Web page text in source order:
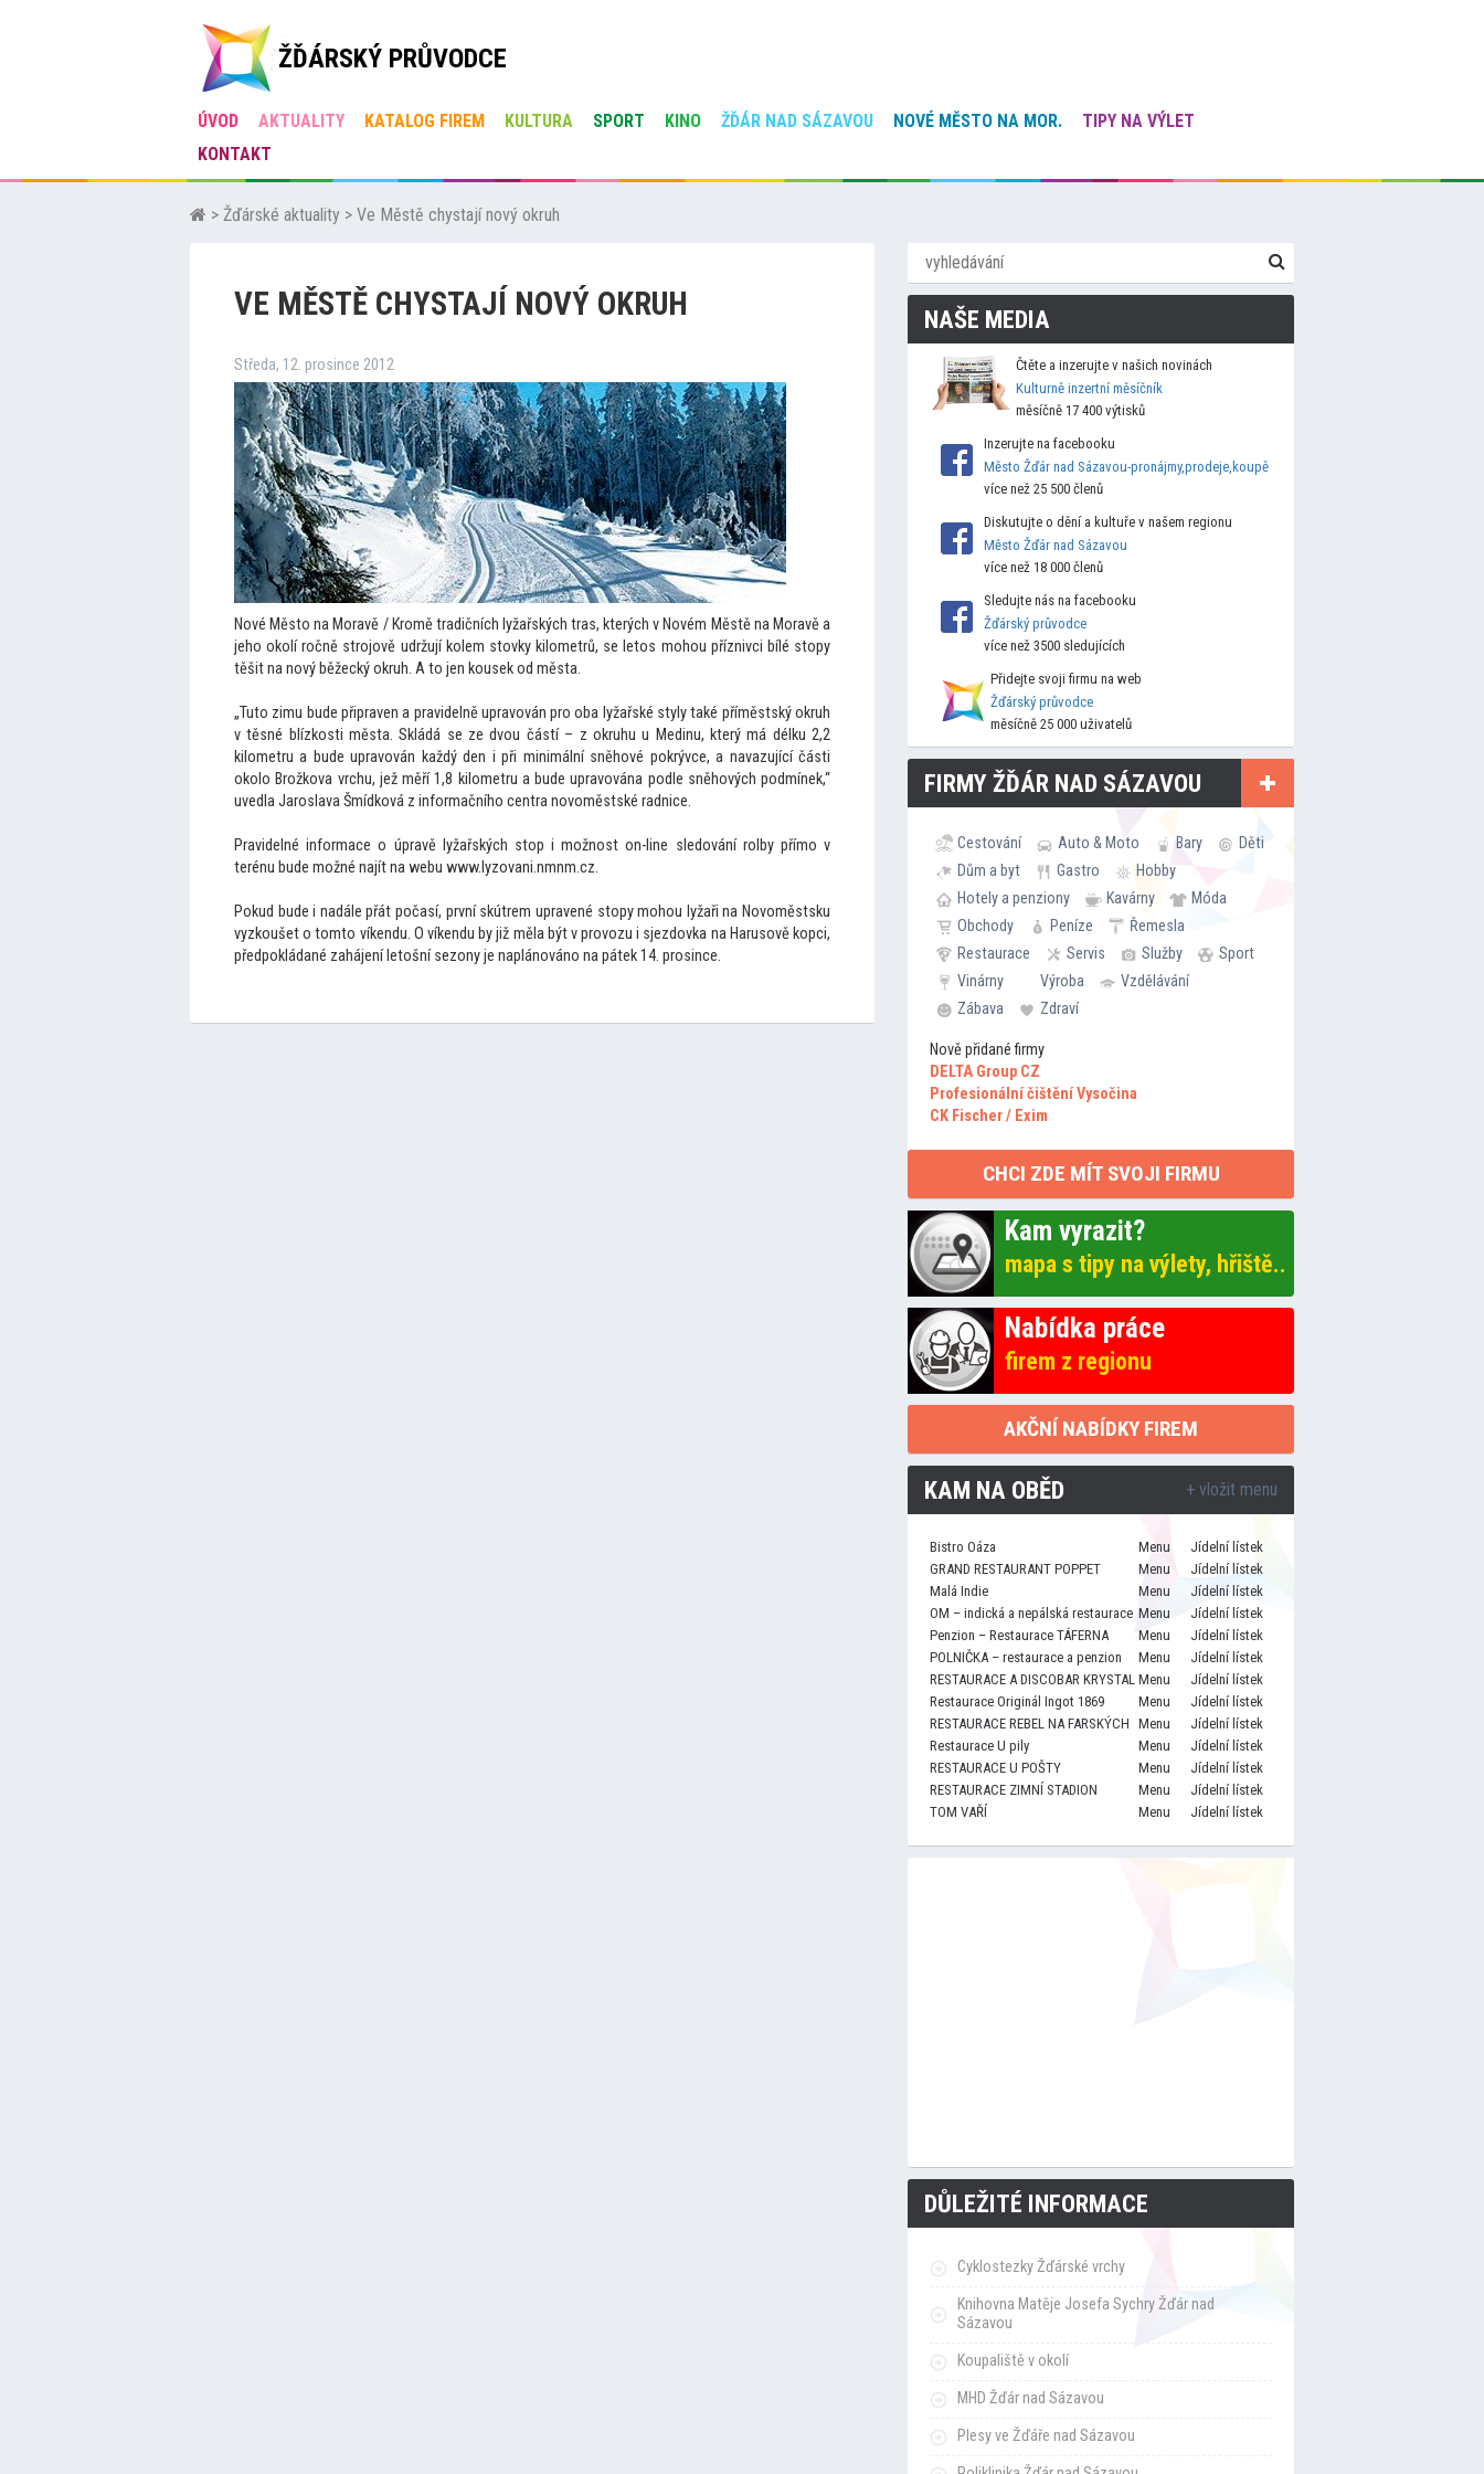
ŽĎÁRSKÝ PRŮVODCE
ÚVOD AKTUALITY KATALOG FIREM KULTURA SPORT KINO ŽĎÁR NAD SÁZAVOU NOVÉ MĚSTO NA MOR.
TIPY NA VÝLET
KONTAKT
> Žďárské aktuality > Ve Městě chystají nový okruh
VE MĚSTĚ CHYSTAJÍ NOVÝ OKRUH
Středa, 12. prosince 2012
Nové Město na Moravě / Kromě tradičních lyžařských tras, kterých v Novém Městě na Moravě a
jeho okolí ročně strojově udržují kolem stovky kilometrů, se letos mohou příznivci bílé stopy
těšit na nový běžecký okruh. Ato jen kousek od města.
„Tuto zimu bude připraven a pravidelně upravován pro oba lyžařské styly také příměstský okruh
v těsné blízkosti města. Skládá se ze dvou částí – z okruhu u Medinu, který má délku 2,2
kilometru a bude upravován každý den i při minimální sněhové pokrývce, a navazující části
okolo Brožkova vrchu, jež měří 1,8 kilometru a bude upravována podle sněhových podmínek,“
uvedla Jaroslava Šmídková z informačního centra novoměstské radnice.
Pravidelné informace o úpravě lyžařských stop i možnost on-line sledování rolby přímo v
terénu bude možné najít na webu www.lyzovani.nmnm.cz.
Pokud bude i nadále přát počasí, první skútrem upravené stopy mohou lyžaři na Novoměstsku
vyzkoušet otomto víkendu. O víkendu by již měla být v provozu i sjezdovka na Harusově kopci,
předpokládané zahájení letošní sezony je naplánováno na pátek 14. prosince.
NAŠE MEDIA
Čtěte a inzerujte v našich novinách
Kulturně inzertní měsíčník
měsíčně 17 400 výtisků
Inzerujte na facebooku
Město Žďár nad Sázavou-pronájmy,prodeje,koupě
více než 25 500 členů
Diskutujte o dění a kultuře v našem regionu
Město Žďár nad Sázavou
více než 18 000 členů
Sledujte nás na facebooku
Žďárský průvodce
více než 3500 sledujících
Přidejte svoji firmu na web
Žďárský průvodce
měsíčně 25 000 uživatelů
FIRMY ŽĎÁR NAD SÁZAVOU
Cestování Auto & Moto Bary
Děti
Dům a byt
Gastro
Hobby
Hotely a penziony
Kavárny
Móda
Obchody
Peníze
Řemesla
Restaurace
Servis Služby
Sport
Vinárny
Výroba
Vzdělávání
Zábava
Zdraví
Nově přidané firmy
DELTA Group CZ
Profesionální čištění Vysočina
CK Fischer / Exim
CHCI ZDE MÍT SVOJI FIRMU
Kam vyrazit?
mapa s tipy na výlety, hřiště..
Nabídka práce
firem z regionu
AKČNÍ NABÍDKY FIREM
KAM NA OBĚD + vložit menu
Bistro Oáza Menu
Jídelní lístek
GRAND RESTAURANT POPPET
Menu
Jídelní lístek
Malá Indie
Menu
Jídelní lístek
OM – indická a nepálská restaurace Menu
Jídelní lístek
Penzion – Restaurace TÁFERNA
Menu
Jídelní lístek
POLNIČKA – restaurace a penzion
Menu
Jídelní lístek
RESTAURACE A DISCOBAR KRYSTAL Menu
Jídelní lístek
Restaurace Originál Ingot 1869
Menu
Jídelní lístek
RESTAURACE REBEL NA FARSKÝCH Menu
Jídelní lístek
Restaurace U pily
Menu
Jídelní lístek
RESTAURACE U POŠTY
Menu
Jídelní lístek
RESTAURACE ZIMNÍ STADION
Menu
Jídelní lístek
TOM VAŘÍ
Menu Jídelní lístek
DŮLEŽITÉ INFORMACE
Cyklostezky Žďárské vrchy
Knihovna Matěje Josefa Sychry Žďár nad
Sázavou
Koupaliště v okolí
MHD Žďár nad Sázavou
Plesy ve Žďáře nad Sázavou